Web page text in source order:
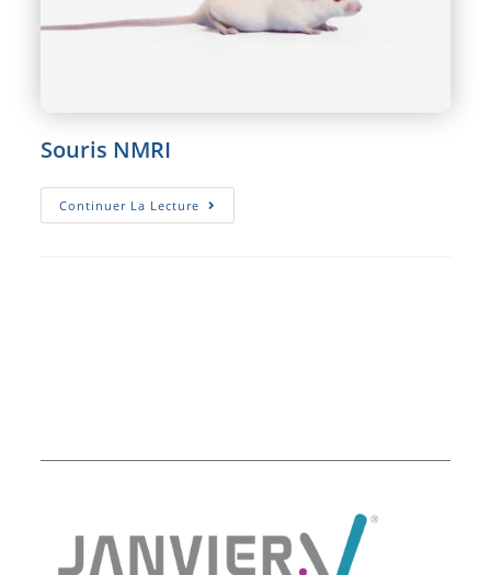
Souris NMRI
Continuer La Lecture Souris
NMRI